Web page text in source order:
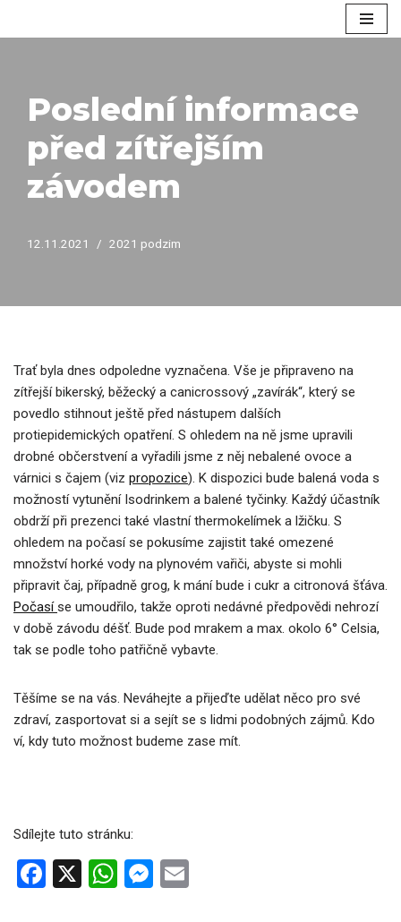
Poslední informace
před zítřejším
závodem
12.11.2021 2021 podzim
Trať byla dnes odpoledne vyznačena. Vše je připraveno na
zítřejší bikerský, běžecký a canicrossový „zavírák“, který se
povedlo stihnout ještě před nástupem dalších
protiepidemických opatření. S ohledem na ně jsme upravili
drobné občerstvení a vyřadili jsme z něj nebalené ovoce a
várnici s čajem (viz propozice). K dispozici bude balená voda s
možností vytunění Isodrinkem a balené tyčinky. Každý účastník
obdrží při prezenci také vlastní thermokelímek a lžičku. S
ohledem na počasí se pokusíme zajistit také omezené
množství horké vody na plynovém vařiči, abyste si mohli
připravit čaj, případně grog, k mání bude i cukr a citronová šťáva.
Počasíse umoudřilo, takže oproti nedávné předpovědi nehrozí
v době závodu déšť. Bude pod mrakem a max. okolo 6° Celsia,
tak se podle toho patřičně vybavte.
Těšíme se na vás. Neváhejte a přijeďte udělat něco pro své
zdraví, zasportovat si a sejít se s lidmi podobných zájmů. Kdo
ví, kdy tuto možnost budeme zase mít.
Sdílejte tuto stránku:
F
X
W M